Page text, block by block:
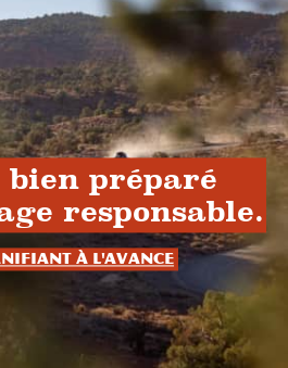
bien préparé
responsable.
à l'avance